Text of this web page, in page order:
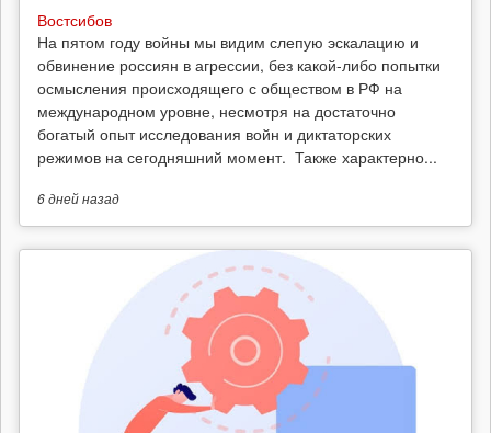
Востсибов
На пятом году войны мы видим слепую эскалацию и
обвинение россиян в агрессии, без какой-либо попытки
осмысления происходящего с обществом в РФ на
международном уровне, несмотря на достаточно
богатый опыт исследования войн и диктаторских
режимов на сегодняшний момент. Также характерно...
6 днейназад